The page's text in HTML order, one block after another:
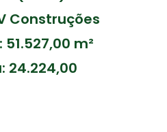
Construções
m²
24.224,00